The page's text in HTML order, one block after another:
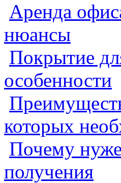
Аренда
нюансы
Покрытие
особенности
которых
Почему
получения